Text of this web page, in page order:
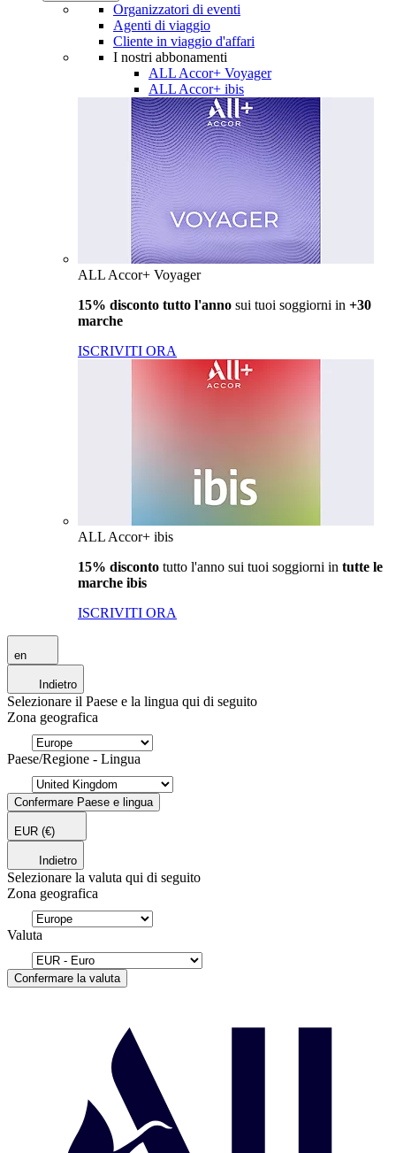
Organizzatori di eventi
Agenti di viaggio
Cliente in viaggio d'affari
I nostri abbonamenti
ALL Accor+ Voyager
ALL Accor+ ibis
ALL Accor+ Voyager
15% disconto tutto l'anno sui tuoi soggiorni in +30
marche
ISCRIVITI ORA
ALL Accor+ ibis
15% disconto tutto l'anno sui tuoi soggiorni in tutte le
marche ibis
ISCRIVITI ORA
en
Indietro
Selezionare il Paese e la lingua qui di seguito
Zona geografica
Paese/Regione - Lingua
Confermare Paese e lingua
EUR (€)
Indietro
Selezionare la valuta qui di seguito
Zona geografica
Valuta
Confermare la valuta